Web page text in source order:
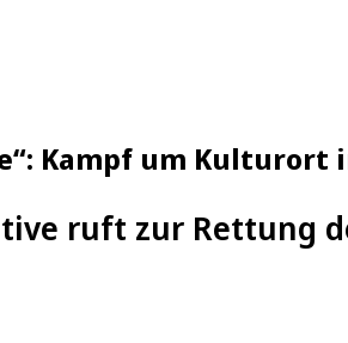
Kampf um Kulturort
ruft zur Rettung